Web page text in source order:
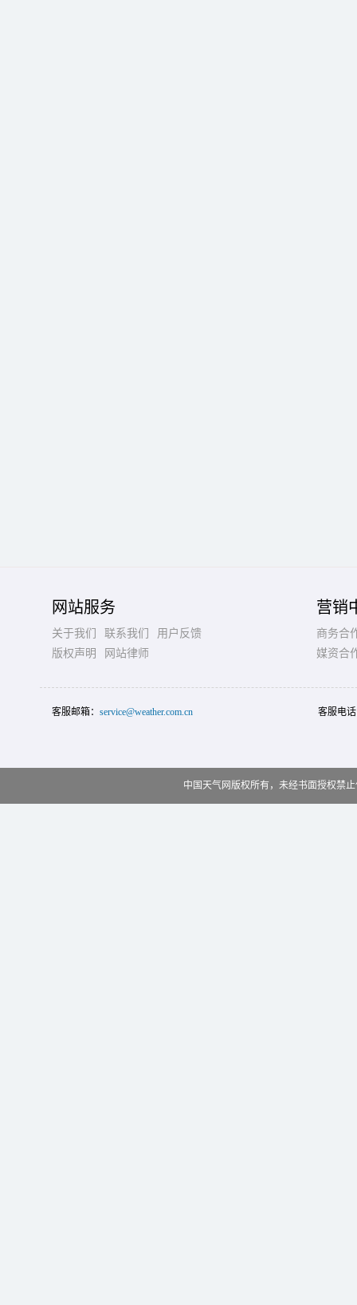
网站服务
关于我们 联系我们
用户反馈
版权声明
网站律师
营销
商务合
媒资合
客服邮箱： service@weather.com.cn 客服电
中国天气网版权所有，未经书面授权